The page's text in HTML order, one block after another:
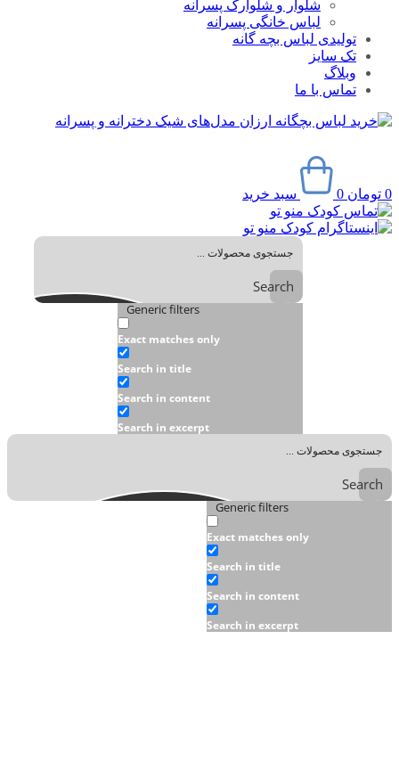
شلوار و شلوارک پسرانه
لباس خانگی پسرانه
تولیدی لباس بچه گانه
تک سایز
وبلاگ
تماس با ما
0 تومان 0 سبد خرید
Search
Generic filters
Exact matches only
Search in title
Search in content
Search in excerpt
Search
Generic filters
Exact matches only
Search in title
Search in content
Search in excerpt